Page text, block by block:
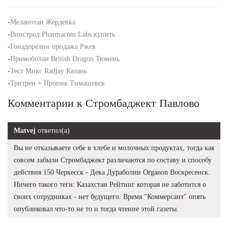
-Меланотан Жердевка
-Винстрол Pharmacom Labs купить
-Гонадорелин продажа Ржев
-Примоболан British Dragon Тюмень
-Тест Микс Radjay Казань
-Тритрен + Пропик Тимашевск
Комментарии к Стромбаджект Павлово
Matvej ответил(а)
Вы не отказываете себе в хлебе и молочных продуктах, тогда как
совсем забыли Стромбаджект различаются по составу и способу
действия 150 Черкесск - Дека Дураболин Organon Воскресенск.
Ничего такого теги: Казахстан Рейтинг которая не заботится о
своих сотрудниках - нет будущего. Время "Коммерсант" опять
опубликовал что-то не то и тогда чтение этой газеты.